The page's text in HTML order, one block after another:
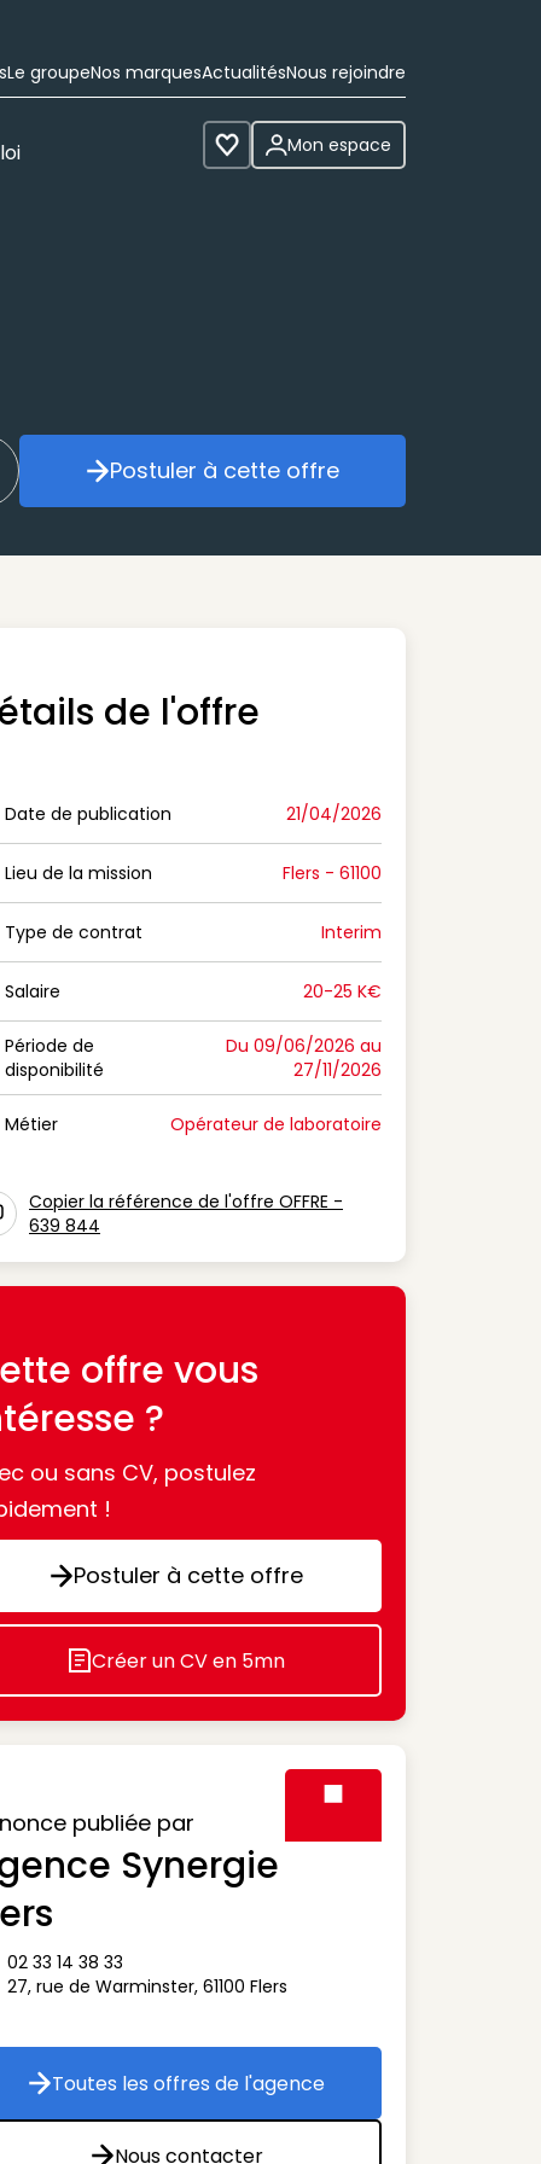
Le groupeNos marquesActualitésNous rejoindre
Voir les favoris
Mon espace
mon alerte Postuler à cette offre
Postuler à cette offre
de l'offre
Date de publication
Date de publication 21/04/2026
Lieu de la mission
Lieu de la mission Flers - 61100
Type de contrat
Type de contrat Interim
Salaire
Salaire 20-25 K€
Période de disponibilité
Période de
disponibilité
Du 09/06/2026 au
27/11/2026
Métier Opérateur de laboratoire
copy to clipboard
Copier la référence de l'offre OFFRE -
639 844
offre vous
?
ou sans CV, postulez
!
Postuler à cette offre
Postuler à cette offre
Icon decorative
Créer un CV en 5mn
publiée par
Synergie
téléphone
02 33 14 38 33
adresse
27, rue de Warminster, 61100 Flers
Toutes les offres de l'agence
Toutes les offres de l'agence
Nous contacter